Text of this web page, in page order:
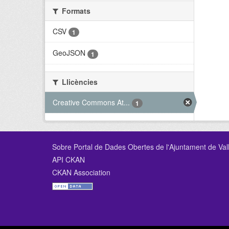
Formats
CSV
1
GeoJSON 1
Llicències
Creative Commons At...
1
Sobre Portal de Dades Obertes de l'Ajuntament de
API CKAN
CKAN Association